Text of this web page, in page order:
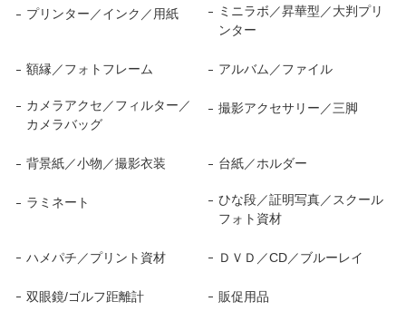
プリンター／インク／用紙
ミニラボ／昇華型／大判プリ
ンター
額縁／フォトフレーム アルバム／ファイル
カメラアクセ／フィルター／
カメラバッグ
撮影アクセサリー／三脚
背景紙／小物／撮影衣装 台紙／ホルダー
ラミネート
ひな段／証明写真／スクール
フォト資材
ハメパチ／プリント資材 ＤＶＤ／CD／ブルーレイ
双眼鏡/ゴルフ距離計 販促用品